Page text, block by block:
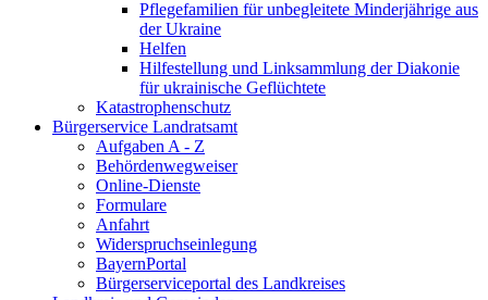
Pflegefamilien für unbegleitete Minderjährige aus
der Ukraine
Helfen
Hilfestellung und Linksammlung der Diakonie
für ukrainische Geflüchtete
Katastrophenschutz
Bürgerservice Landratsamt
Aufgaben A - Z
Behördenwegweiser
Online-Dienste
Formulare
Anfahrt
Widerspruchseinlegung
BayernPortal
Bürgerserviceportal des Landkreises